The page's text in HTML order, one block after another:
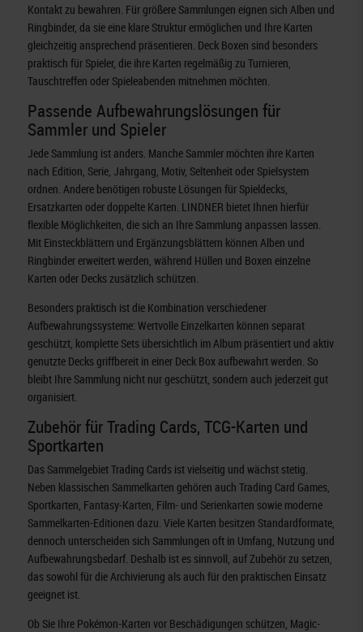
Kontakt zu bewahren. Für größere Sammlungen eignen sich Alben und
Ringbinder, da sie eine klare Struktur ermöglichen und Ihre Karten
gleichzeitig ansprechend präsentieren. Deck Boxen sind besonders
praktisch für Spieler, die ihre Karten regelmäßig zu Turnieren,
Tauschtreffen oder Spieleabenden mitnehmen möchten.
Passende Aufbewahrungslösungen für
Sammler und Spieler
Jede Sammlung ist anders. Manche Sammler möchten ihre Karten
nach Edition, Serie, Jahrgang, Motiv, Seltenheit oder Spielsystem
ordnen. Andere benötigen robuste Lösungen für Spieldecks,
Ersatzkarten oder doppelte Karten. LINDNER bietet Ihnen hierfür
flexible Möglichkeiten, die sich an Ihre Sammlung anpassen lassen.
Mit Einsteckblättern und Ergänzungsblättern können Alben und
Ringbinder erweitert werden, während Hüllen und Boxen einzelne
Karten oder Decks zusätzlich schützen.
Besonders praktisch ist die Kombination verschiedener
Aufbewahrungssysteme: Wertvolle Einzelkarten können separat
geschützt, komplette Sets übersichtlich im Album präsentiert und aktiv
genutzte Decks griffbereit in einer Deck Box aufbewahrt werden. So
bleibt Ihre Sammlung nicht nur geschützt, sondern auch jederzeit gut
organisiert.
Zubehör für Trading Cards, TCG-Karten und
Sportkarten
Das Sammelgebiet Trading Cards ist vielseitig und wächst stetig.
Neben klassischen Sammelkarten gehören auch Trading Card Games,
Sportkarten, Fantasy-Karten, Film- und Serienkarten sowie moderne
Sammelkarten-Editionen dazu. Viele Karten besitzen Standardformate,
dennoch unterscheiden sich Sammlungen oft in Umfang, Nutzung und
Aufbewahrungsbedarf. Deshalb ist es sinnvoll, auf Zubehör zu setzen,
das sowohl für die Archivierung als auch für den praktischen Einsatz
geeignet ist.
Ob Sie Ihre Pokémon-Karten vor Beschädigungen schützen, Magic-